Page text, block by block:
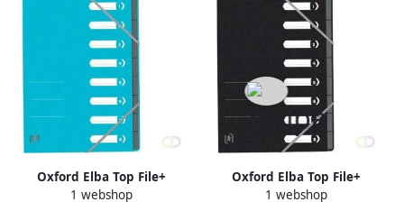
Oxford Elba Top File+
sorteermap 8 vakken met
1 webshop
Oxford Elba Top File+
sorteermap 8 vakken met
1 webshop